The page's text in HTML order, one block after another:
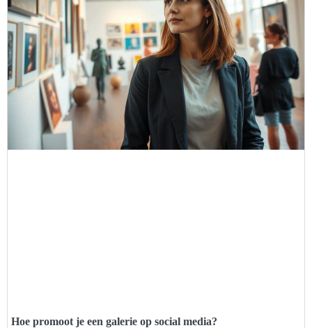
Hoe promoot je een galerie op social media?